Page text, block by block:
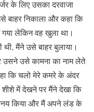
के लिए उसका दरवाजा
बाहर निकाला और कहा कि
लेकिन वह खुला था।
मैंने उसे बाहर बुलाया।
उसने उसे कामना का नाम लेते
कि चलो मेरे कमरे के अंदर
में देखने पर मैंने देखा कि
किया और मैं अपने लंड के